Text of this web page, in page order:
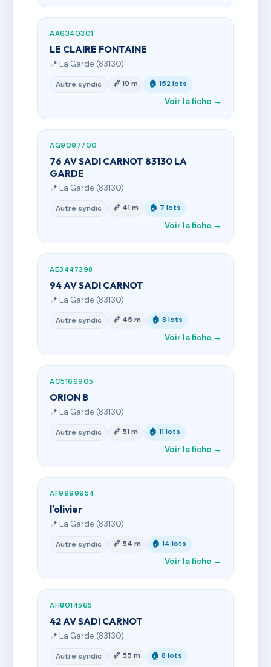
AA6340301
LE CLAIRE FONTAINE
📍 La Garde (83130)
Autre syndic 📏 19 m 🏠 152 lots
Voir la fiche →
AG9097700
76 AV SADI CARNOT 83130 LA
GARDE
📍 La Garde (83130)
Autre syndic 📏 41 m 🏠 7 lots
Voir la fiche →
AE3447398
94 AV SADI CARNOT
📍 La Garde (83130)
Autre syndic 📏 45 m 🏠 8 lots
Voir la fiche →
AC5166905
ORION B
📍 La Garde (83130)
Autre syndic 📏 51 m 🏠 11 lots
Voir la fiche →
AF9999954
l'olivier
📍 La Garde (83130)
Autre syndic 📏 54 m 🏠 14 lots
Voir la fiche →
AH8014565
42 AV SADI CARNOT
📍 La Garde (83130)
Autre syndic 📏 55 m 🏠 8 lots